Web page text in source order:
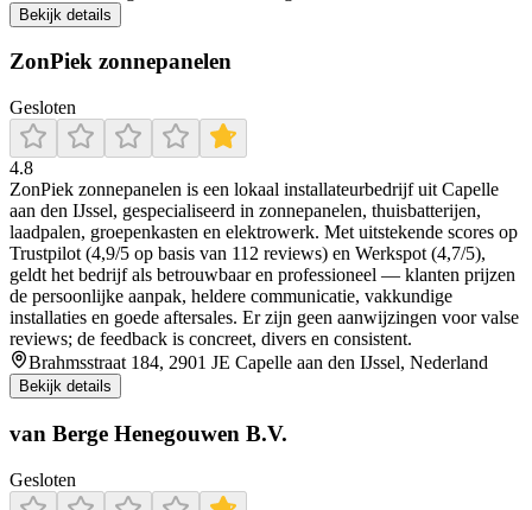
Bekijk details
ZonPiek zonnepanelen
Gesloten
4.8
ZonPiek zonnepanelen is een lokaal installateurbedrijf uit Capelle
aan den IJssel, gespecialiseerd in zonnepanelen, thuisbatterijen,
laadpalen, groepenkasten en elektrowerk. Met uitstekende scores op
Trustpilot (4,9/5 op basis van 112 reviews) en Werkspot (4,7/5),
geldt het bedrijf als betrouwbaar en professioneel — klanten prijzen
de persoonlijke aanpak, heldere communicatie, vakkundige
installaties en goede aftersales. Er zijn geen aanwijzingen voor valse
reviews; de feedback is concreet, divers en consistent.
Brahmsstraat 184, 2901 JE Capelle aan den IJssel, Nederland
Bekijk details
van Berge Henegouwen B.V.
Gesloten